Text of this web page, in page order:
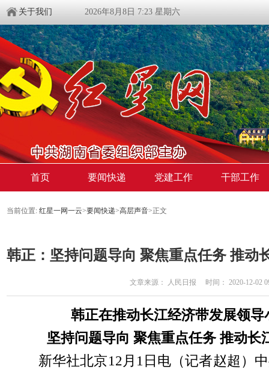
关于我们 2026年8月8日 7:23 星期六
首页 要闻快递 党建工作 干部工作
当前位置: 红星一网一云>要闻快递>高层声音>正文
韩正：坚持问题导向 聚焦重点任务 推动
文章来源： 人民日报 时间： 2020-12-02
韩正在推动长江经济带发展领
坚持问题导向 聚焦重点任务 推动长
新华社北京12月1日电（记者赵超）